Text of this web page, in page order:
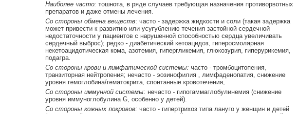
Наиболее часто: тошнота, в ряде случаев требующая назначения противорвотных
препаратов и даже отмены лечения.
Со стороны обмена веществ: часто - задержка жидкости и соли (такая задержка
может привести к развитию или усугублению течения застойной сердечной
недостаточности у пациентов с нарушенной способностью сердца увеличивать
сердечный выброс); редко - диабетический кетоацидоз, гиперосмолярная
некетоацидотическая кома, азотемия, гипергликемия, глюкозурия, гиперурикемия,
подагра.
Со стороны крови и лимфатической системы: часто - тромбоцитопения,
транзиторная нейтропения; нечасто - эозинофилия , лимфаденопатия, снижение
уровня гемоглобина/гематокрита, спонтанные кровотечения,
Со стороны иммунной системы: нечасто - гипогаммаглобулинемия (снижение
уровня иммуноглобулина G, особенно у детей).
Со стороны кожных покровов: часто - гипертрихоз типа лануго у женщин и детей